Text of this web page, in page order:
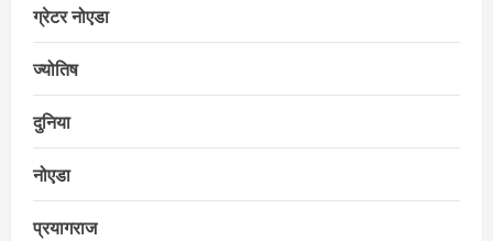
ग्रेटर नोएडा
ज्योतिष
दुनिया
नोएडा
प्रयागराज